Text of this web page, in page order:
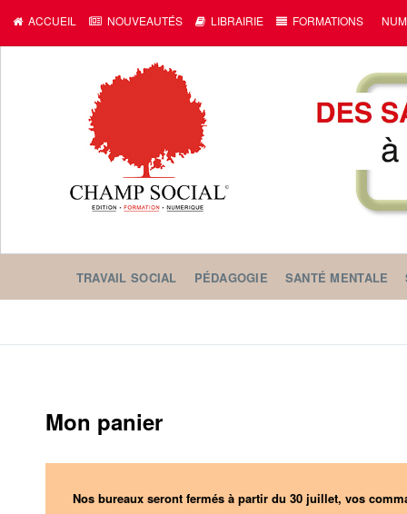
ACCUEIL NOUVEAUTÉS LIBRAIRIE FORMATIONS
TRAVAIL SOCIAL PÉDAGOGIE SANTÉ MENTALE
Mon panier
Nos bureaux seront fermés à partir du 30 juillet, vos